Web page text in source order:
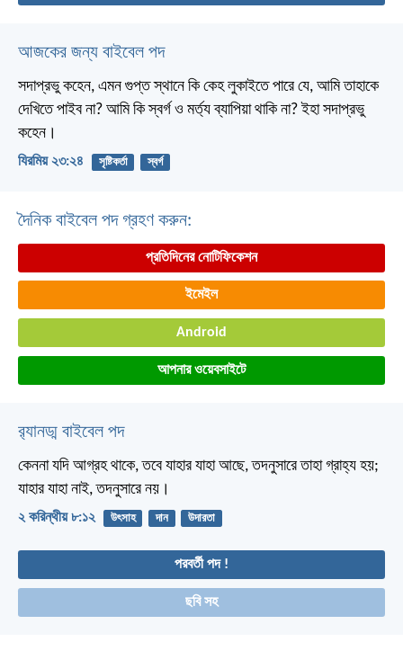
আজকের জন্য বাইবেল পদ
সদাপ্রভু কহেন, এমন গুপ্ত স্থানে কি কেহ লুকাইতে পারে যে, আমি তাহাকে
দেখিতে পাইব না? আমি কি স্বর্গ ও মর্ত্য ব্যাপিয়া থাকি না? ইহা সদাপ্রভু
কহেন।
যিরমিয় ২৩:২৪ সৃষ্টিকর্তা স্বর্গ
দৈনিক বাইবেল পদ গ্রহণ করুন:
প্রতিদিনের নোটিফিকেশন
ইমেইল
Android
আপনার ওয়েবসাইটে
র‌্যানড্ম বাইবেল পদ
কেননা যদি আগ্রহ থাকে, তবে যাহার যাহা আছে, তদনুসারে তাহা গ্রাহ্য হয়;
যাহার যাহা নাই, তদনুসারে নয়।
২ করিন্থীয় ৮:১২ উৎসাহ দান উদারতা
পরবর্তী পদ !
ছবি সহ